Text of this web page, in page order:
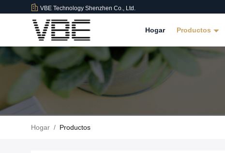
VBE Technology Shenzhen Co., Ltd.
Hogar Productos
Hogar / Productos